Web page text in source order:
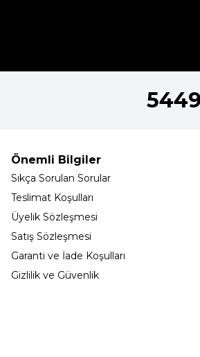
Önemli Bilgiler
Sıkça Sorulan Sorular
Teslimat Koşulları
Üyelik Sözleşmesi
Satış Sözleşmesi
Garanti ve İade Koşulları
Gizlilik ve Güvenlik